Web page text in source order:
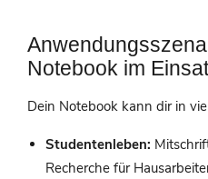
Notebook im
Dein Notebook kann dir in
Studentenleben:
Recherche für